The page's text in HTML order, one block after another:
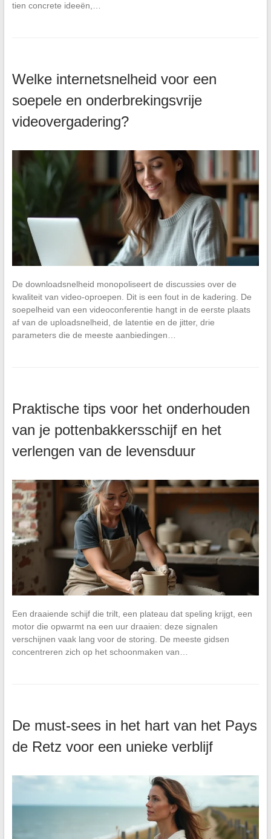
tien concrete ideeën,…
Welke internetsnelheid voor een
soepele en onderbrekingsvrije
videovergadering?
De downloadsnelheid monopoliseert de discussies over de
kwaliteit van video-oproepen. Dit is een fout in de kadering. De
soepelheid van een videoconferentie hangt in de eerste plaats
af van de uploadsnelheid, de latentie en de jitter, drie
parameters die de meeste aanbiedingen…
Praktische tips voor het onderhouden
van je pottenbakkersschijf en het
verlengen van de levensduur
Een draaiende schijf die trilt, een plateau dat speling krijgt, een
motor die opwarmt na een uur draaien: deze signalen
verschijnen vaak lang voor de storing. De meeste gidsen
concentreren zich op het schoonmaken van…
De must-sees in het hart van het Pays
de Retz voor een unieke verblijf